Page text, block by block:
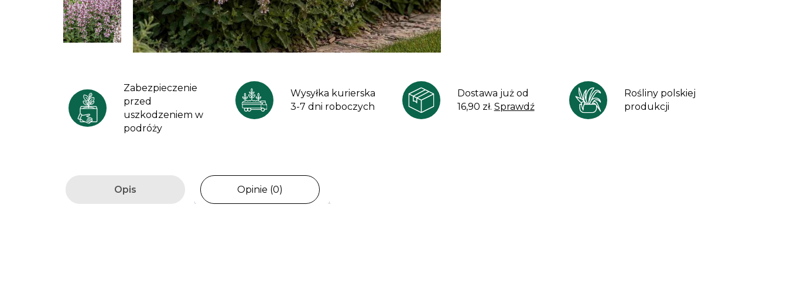
Zabezpieczenie
przed
uszkodzeniem w
podróży
Wysyłka kurierska
3-7 dni roboczych
Dostawa już od
16,90 zł. Sprawdź
Rośliny polskiej
produkcji
Opis Opinie (0)